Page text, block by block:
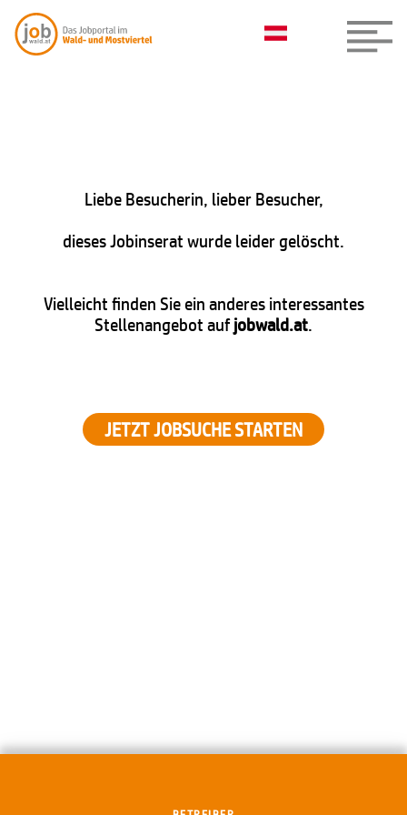
Liebe Besucherin, lieber Besucher,
dieses Jobinserat wurde leider gelöscht.
Vielleicht finden Sie ein anderes interessantes
Stellenangebot aufjobwald.at.
JETZT JOBSUCHE STARTEN